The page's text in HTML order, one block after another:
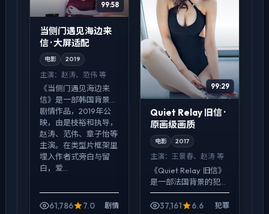
99:58
当侧门遇见海边来
信 · 大屏适配
电影 2019
主演：赵涛、范伟 等
《当侧门遇见海边来
信》是一部韩国背景的
剧情作品，2019年公
映，由是枝裕和执导，
赵涛、范伟、章子怡等
主演。在类型片框架里
埋入作者式旁白与留
白，爱...
61,786 7.0 剧情
99:29
Quiet Relay 旧信 ·
原画级画质
电影 2017
主演：王景春、赵涛 等
《Quiet Relay 旧信》
是一部法国背景的犯罪
作品，2017年公映，由
是枝裕和执导，王景
37,161 6.6 犯罪